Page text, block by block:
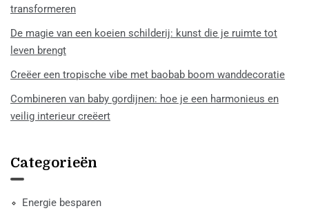
transformeren
De magie van een koeien schilderij: kunst die je ruimte tot
leven brengt
Creëer een tropische vibe met baobab boom wanddecoratie
Combineren van baby gordijnen: hoe je een harmonieus en
veilig interieur creëert
Categorieën
Energie besparen